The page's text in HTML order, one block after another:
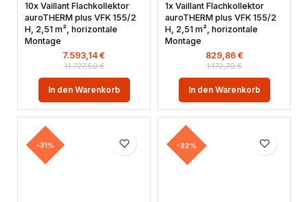
10x Vaillant Flachkollektor
auroTHERM plus VFK 155/2
H, 2,51 m², horizontale
Montage
11.727,50€
7.593,14 €
In den Warenkorb
1x Vaillant Flachkollektor
auroTHERM plus VFK 155/2
H, 2,51 m², horizontale
Montage
1.172,70€
829,86 €
In den Warenkorb
-31% -32%